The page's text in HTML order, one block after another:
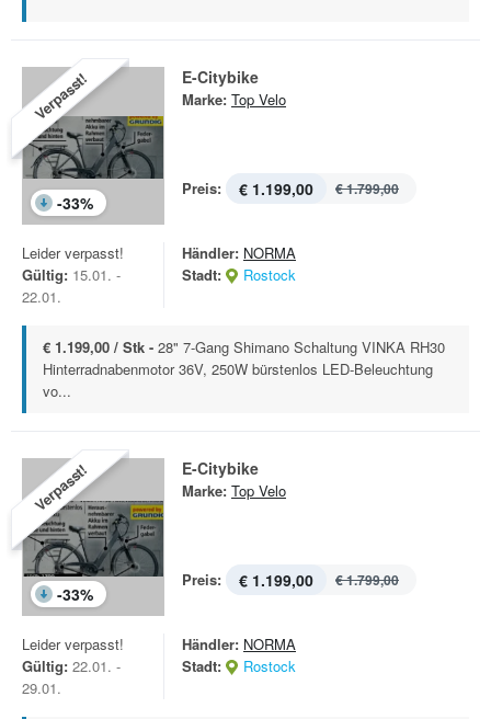
Verpasst!
-33%
E-Citybike
Marke: Top Velo
Preis: € 1.199,00 € 1.799,00
Leider verpasst!
Gültig: 15.01. -
22.01.
Händler: NORMA
Stadt:
Rostock
€ 1.199,00 / Stk - 28" 7-Gang Shimano Schaltung VINKA RH30
Hinterradnabenmotor 36V, 250W bürstenlos LED-Beleuchtung
vo...
Verpasst!
-33%
E-Citybike
Marke: Top Velo
Preis: € 1.199,00 € 1.799,00
Leider verpasst!
Gültig: 22.01. -
29.01.
Händler: NORMA
Stadt:
Rostock